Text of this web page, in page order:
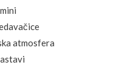
atmosfera